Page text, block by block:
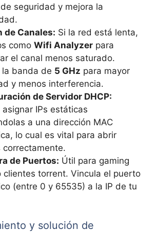
seguridad y mejora la
de Canales: Si la red está lenta,
como Wifi Analyzer para
el canal menos saturado.
la banda de 5 GHz para mayor
y menos interferencia.
de Servidor DHCP:
asignar IPs estáticas
a una dirección MAC
lo cual es vital para abrir
correctamente.
de Puertos: Útil para gaming
clientes torrent. Vincula el puerto
(entre 0 y 65535) a la IP de tu
y solución de